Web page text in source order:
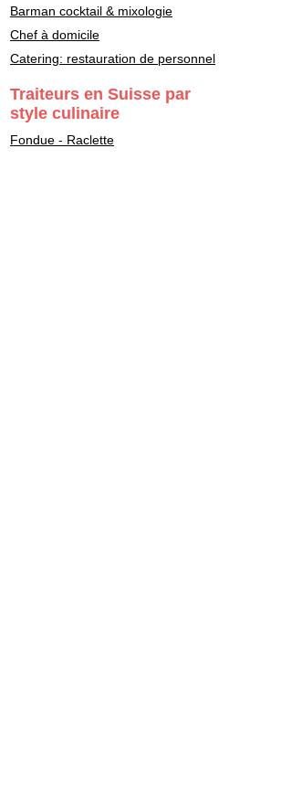
Barman cocktail & mixologie
Chef à domicile
Catering: restauration de personnel
Traiteurs en Suisse par
style culinaire
Fondue - Raclette